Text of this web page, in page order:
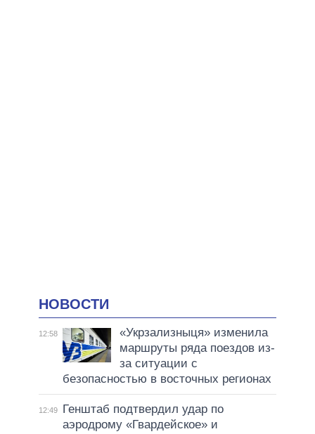
НОВОСТИ
12:58
«Укрзализныця» изменила
маршруты ряда поездов из-
за ситуации с
безопасностью в восточных регионах
12:49
Генштаб подтвердил удар по
аэродрому «Гвардейское» и